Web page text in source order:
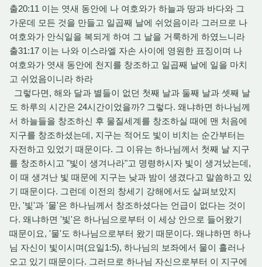
출20:11 이는 엿새 동안에 나 여호와가 하늘과 땅과 바다와 그
가운데 모든 것을 만들고 일곱째 날에 쉬었음이라 그러므로 나
여호와가 안식일을 복되게 하여 그 날을 거룩하게 하였느니라
출31:17 이는 나와 이스라엘 자손 사이에 영원한 표징이며 나
여호와가 엿새 동안에 천지를 창조하고 일곱째 날에 일을 마치
고 쉬었음이니라 하라
그렇다면, 해와 달과 별들이 없던 첫째 날과 둘째 날과 셋째 날
도 하루의 시간은 24시간이었을까? 그렇다. 왜냐하면 하나님께
서 하늘들을 창조하신 후 물질세계를 창조하실 때에 맨 처음에
지구를 창조하셨는데, 지구는 적어도 빛이 비치는 순간부터는
자전하고 있었기 때문이다. 그 이유는 하나님께서 첫째 날 지구
를 창조하시고 "빛이 생겨나라"고 명령하시자 빛이 생겨났는데,
이 때 생겨난 빛 때문에 지구는 낮과 밤이 생겼다고 말씀하고 있
기 때문이다. 그런데 이전의 창세기 강해에서도 살펴보았지
만, '빛'과 '물'은 하나님께서 창조하셨다는 언급이 없다는 것이
다. 왜냐하면 '빛'은 하나님으로부터 이 세상 안으로 들어왔기
때문이요, '물'도 하나님으로부터 왔기 때문이다. 왜냐하면 하나
님 자신이 빛이시며(요일1:5), 하나님의 보좌에서 물이 흘러나
오고 있기 때문이다. 그러므로 하나님 자신으로부터 이 지구에